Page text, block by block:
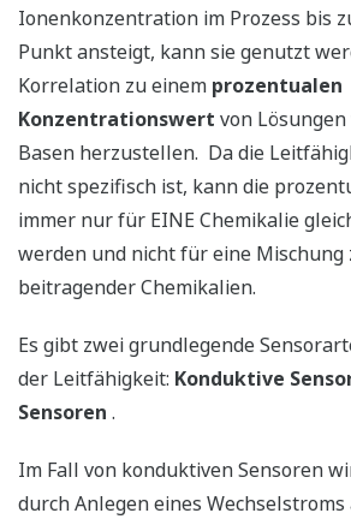
Ionenkonzentration im Prozess bis
Punkt ansteigt, kann sie genutzt
Korrelation zu einem prozentualen
Konzentrationswert von
Basen herzustellen. Da die
nicht spezifisch ist, kann die
immer nur für EINE Chemikalie
werden und nicht für eine
beitragender Chemikalien.
Es gibt zwei grundlegende
der Leitfähigkeit: Konduktive
Sensoren .
Im Fall von konduktiven Sensoren
durch Anlegen eines